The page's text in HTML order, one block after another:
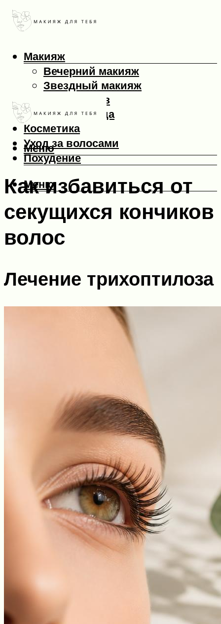
Макияж
Вечерний макияж
Звездный макияж
Макияж глаз
Макияж лица
Косметика
Уход за волосами
Похудение
Меню
Меню
Как избавиться от
секущихся кончиков
волос
Лечение трихоптилоза